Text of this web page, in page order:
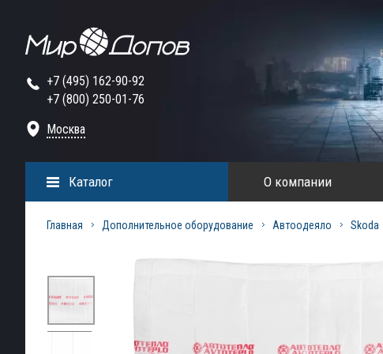
+7 (495) 162-90-92
+7 (800) 250-01-76
Москва
О компании
Каталог
Главная Дополнительное оборудование Автоодеяло Skoda